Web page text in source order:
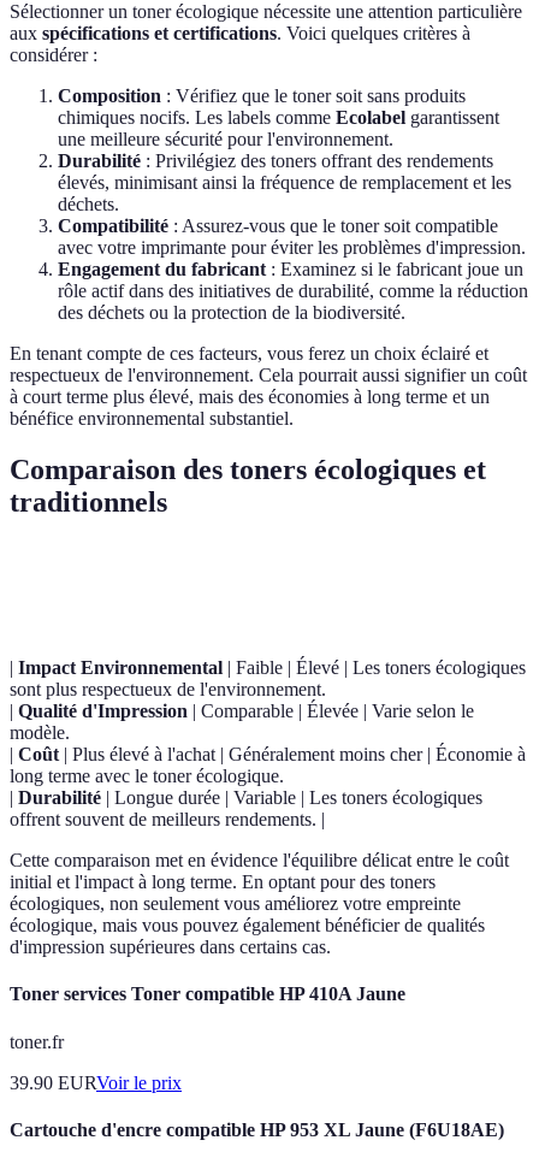
Sélectionner un toner écologique nécessite une attention particulière
aux spécifications et certifications. Voici quelques critères à
considérer :
Composition : Vérifiez que le toner soit sans produits
chimiques nocifs. Les labels comme Ecolabel garantissent
une meilleure sécurité pour l'environnement.
Durabilité : Privilégiez des toners offrant des rendements
élevés, minimisant ainsi la fréquence de remplacement et les
déchets.
Compatibilité : Assurez-vous que le toner soit compatible
avec votre imprimante pour éviter les problèmes d'impression.
Engagement du fabricant : Examinez si le fabricant joue un
rôle actif dans des initiatives de durabilité, comme la réduction
des déchets ou la protection de la biodiversité.
En tenant compte de ces facteurs, vous ferez un choix éclairé et
respectueux de l'environnement. Cela pourrait aussi signifier un coût
à court terme plus élevé, mais des économies à long terme et un
bénéfice environnemental substantiel.
Comparaison des toners écologiques et
traditionnels
| Impact Environnemental | Faible | Élevé | Les toners écologiques
sont plus respectueux de l'environnement.
| Qualité d'Impression | Comparable | Élevée | Varie selon le
modèle.
| Coût | Plus élevé à l'achat | Généralement moins cher | Économie à
long terme avec le toner écologique.
| Durabilité | Longue durée | Variable | Les toners écologiques
offrent souvent de meilleurs rendements. |
Cette comparaison met en évidence l'équilibre délicat entre le coût
initial et l'impact à long terme. En optant pour des toners
écologiques, non seulement vous améliorez votre empreinte
écologique, mais vous pouvez également bénéficier de qualités
d'impression supérieures dans certains cas.
Toner services Toner compatible HP 410A Jaune
toner.fr
39.90 EURVoir le prix
Cartouche d'encre compatible HP 953 XL Jaune (F6U18AE)